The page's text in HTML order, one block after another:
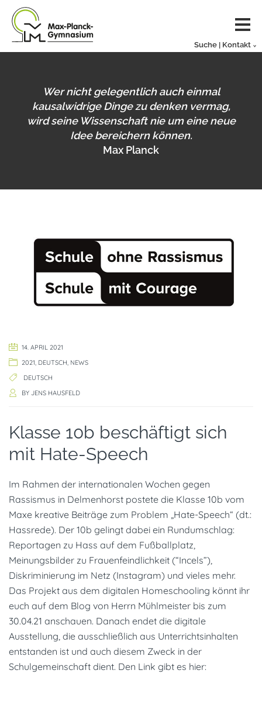
Suche | Kontakt
Wer nicht gelegentlich auch einmal
kausalwidrige Dinge zu denken vermag,
wird seine Wissenschaft nie um eine neue
Idee bereichern können.
Max Planck
14. APRIL 2021
2021, DEUTSCH, NEWS
DEUTSCH
BY JENS HAUSFELD
Klasse 10b beschäftigt sich
mit Hate-Speech
Im Rahmen der internationalen Wochen gegen
Rassismus in Delmenhorst postete die Klasse 10b vom
Maxe kreative Beiträge zum Problem „Hate-Speech“ (dt.:
Hassrede). Der 10b gelingt dabei ein Rundumschlag:
Reportagen zu Hass auf dem Fußballplatz,
Meinungsbilder zu Frauenfeindlichkeit (“Incels”),
Diskriminierung im Netz (Instagram) und vieles mehr.
Das Projekt aus dem digitalen Homeschooling könnt ihr
euch auf dem Blog von Herrn Mühlmeister bis zum
30.04.21 anschauen. Danach endet die digitale
Ausstellung, die ausschließlich aus Unterrichtsinhalten
entstanden ist und auch diesem Zweck in der
Schulgemeinschaft dient. Den Link gibt es hier: